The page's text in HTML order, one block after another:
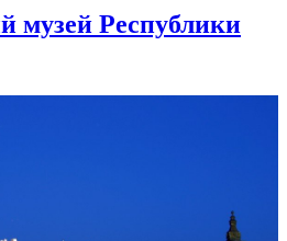
музей Республики